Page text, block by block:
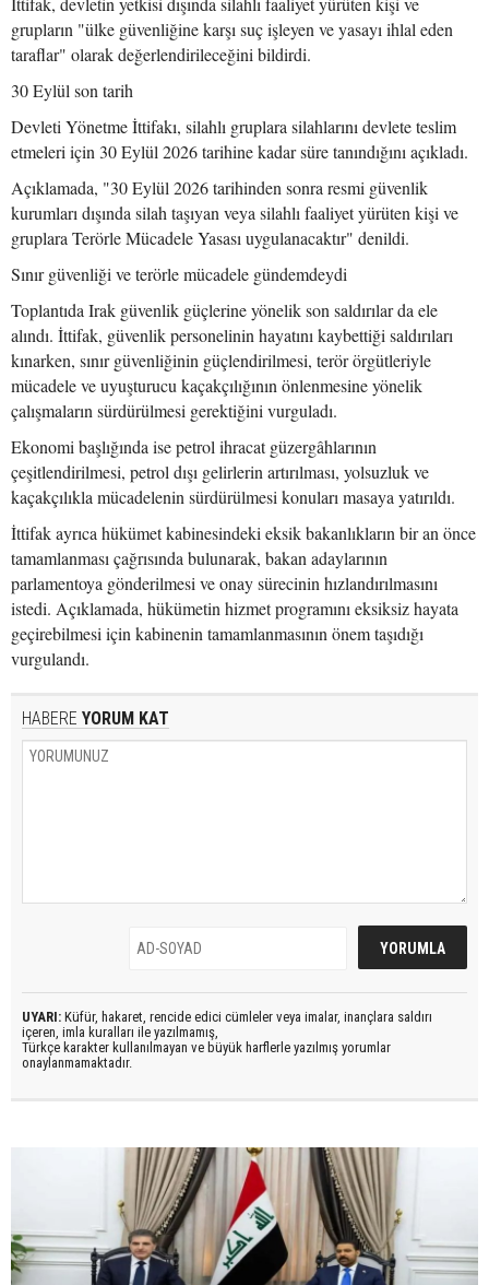
grupların "ülke güvenliğine karşı suç işleyen ve yasayı ihlal eden
taraflar" olarak değerlendirileceğini bildirdi.
30 Eylül son tarih
Devleti Yönetme İttifakı, silahlı gruplara silahlarını devlete teslim
etmeleri için 30 Eylül 2026 tarihine kadar süre tanındığını açıkladı.
Açıklamada, "30 Eylül 2026 tarihinden sonra resmi güvenlik
kurumları dışında silah taşıyan veya silahlı faaliyet yürüten kişi ve
gruplara Terörle Mücadele Yasası uygulanacaktır" denildi.
Sınır güvenliği ve terörle mücadele gündemdeydi
Toplantıda Irak güvenlik güçlerine yönelik son saldırılar da ele
alındı. İttifak, güvenlik personelinin hayatını kaybettiği saldırıları
kınarken, sınır güvenliğinin güçlendirilmesi, terör örgütleriyle
mücadele ve uyuşturucu kaçakçılığının önlenmesine yönelik
çalışmaların sürdürülmesi gerektiğini vurguladı.
Ekonomi başlığında ise petrol ihracat güzergâhlarının
çeşitlendirilmesi, petrol dışı gelirlerin artırılması, yolsuzluk ve
kaçakçılıkla mücadelenin sürdürülmesi konuları masaya yatırıldı.
İttifak ayrıca hükümet kabinesindeki eksik bakanlıkların bir an önce
tamamlanması çağrısında bulunarak, bakan adaylarının
parlamentoya gönderilmesi ve onay sürecinin hızlandırılmasını
istedi. Açıklamada, hükümetin hizmet programını eksiksiz hayata
geçirebilmesi için kabinenin tamamlanmasının önem taşıdığı
vurgulandı.
HABERE YORUM KAT
UYARI: Küfür, hakaret, rencide edici cümleler veya imalar, inançlara saldırı
içeren, imla kuralları ile yazılmamış,
Türkçe karakter kullanılmayan ve büyük harflerle yazılmış yorumlar
onaylanmamaktadır.